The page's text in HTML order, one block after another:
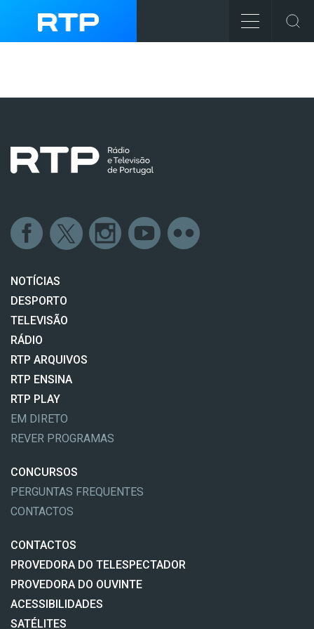
NOTÍCIAS
DESPORTO
TELEVISÃO
RÁDIO
RTP ARQUIVOS
RTP ENSINA
RTP PLAY
EM DIRETO
REVER PROGRAMAS
CONCURSOS
PERGUNTAS FREQUENTES
CONTACTOS
CONTACTOS
PROVEDORA DO TELESPECTADOR
PROVEDORA DO OUVINTE
ACESSIBILIDADES
SATÉLITES